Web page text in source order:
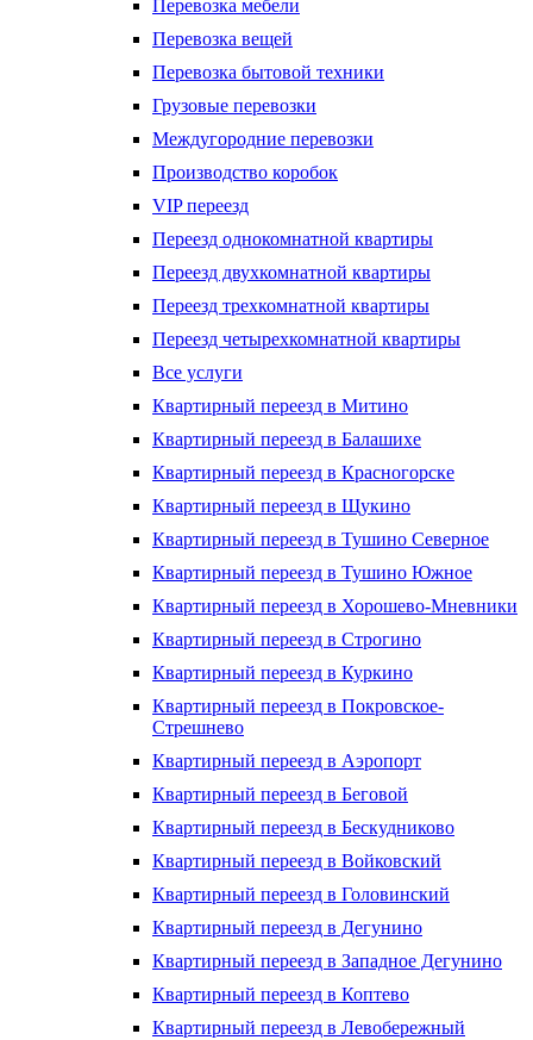
Перевозка мебели
Перевозка вещей
Перевозка бытовой техники
Грузовые перевозки
Междугородние перевозки
Производство коробок
VIP переезд
Переезд однокомнатной квартиры
Переезд двухкомнатной квартиры
Переезд трехкомнатной квартиры
Переезд четырехкомнатной квартиры
Все услуги
Квартирный переезд в Митино
Квартирный переезд в Балашихе
Квартирный переезд в Красногорске
Квартирный переезд в Щукино
Квартирный переезд в Тушино Северное
Квартирный переезд в Тушино Южное
Квартирный переезд в Хорошево-Мневники
Квартирный переезд в Строгино
Квартирный переезд в Куркино
Квартирный переезд в Покровское-
Стрешнево
Квартирный переезд в Аэропорт
Квартирный переезд в Беговой
Квартирный переезд в Бескудниково
Квартирный переезд в Войковский
Квартирный переезд в Головинский
Квартирный переезд в Дегунино
Квартирный переезд в Западное Дегунино
Квартирный переезд в Коптево
Квартирный переезд в Левобережный